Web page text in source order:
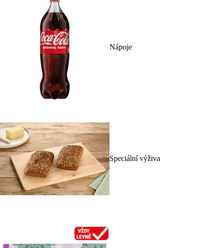
Nápoje
Speciální výživa